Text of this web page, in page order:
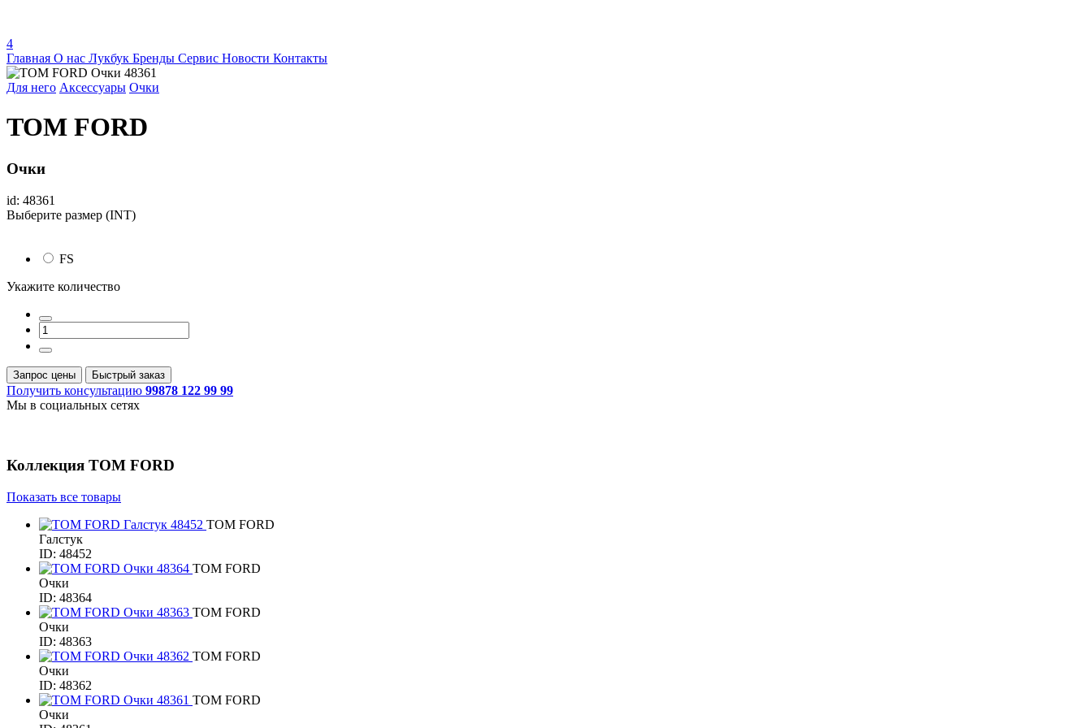
4
Главная О нас Лукбук Бренды Сервис Новости Контакты
Для него Аксессуары Очки
TOM FORD
Очки
id: 48361
Выберите размер (INT)
FS
Укажите количество
Запрос цены Быстрый заказ
Получить консультацию 99878 122 99 99
Мы в социальных сетях
Коллекция TOM FORD
Показать все товары
TOM FORD
Галстук
ID: 48452
TOM FORD
Очки
ID: 48364
TOM FORD
Очки
ID: 48363
TOM FORD
Очки
ID: 48362
TOM FORD
Очки